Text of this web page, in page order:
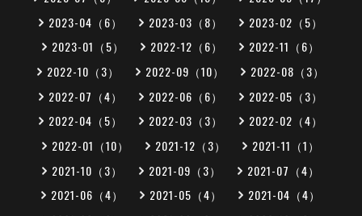
2023-04（6）
2023-03（8）
2023-02（5）
2023-01（5）
2022-12（6）
2022-11（6）
2022-10（3）
2022-09（10）
2022-08（3）
2022-07（4）
2022-06（6）
2022-05（3）
2022-04（5）
2022-03（3）
2022-02（4）
2022-01（10）
2021-12（3）
2021-11（1）
2021-10（3）
2021-09（3）
2021-07（4）
2021-06（4）
2021-05（4）
2021-04（4）